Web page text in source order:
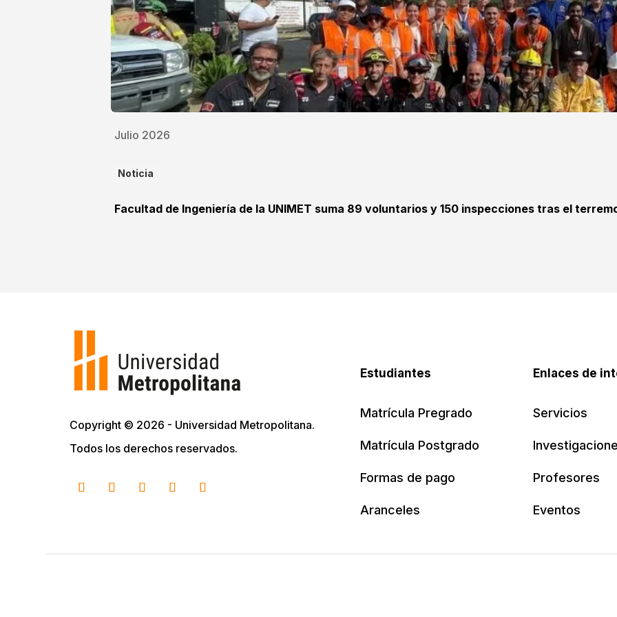
Julio 2026
Noticia
Facultad de Ingeniería de la UNIMET suma 89 voluntarios y 150 inspecciones tras el
Copyright © 2026 - Universidad Metropolitana.
Todos los derechos reservados.
Estudiantes
Matrícula Pregrado
Matrícula Postgrado
Formas de pago
Aranceles
Enlaces de
Servicios
Profesores
Eventos